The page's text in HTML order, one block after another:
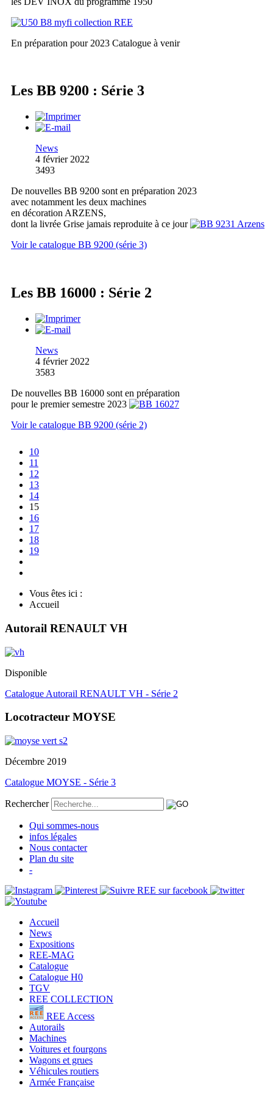
En préparation pour 2023 Catalogue à venir
Les BB 9200 : Série 3
News
4 février 2022
3493
De nouvelles BB 9200 sont en préparation 2023
avec notamment les deux machines
en décoration ARZENS,
dont la livrée Grise jamais reproduite à ce jour
Voir le catalogue BB 9200 (série 3)
Les BB 16000 : Série 2
News
4 février 2022
3583
De nouvelles BB 16000 sont en préparation
pour le premier semestre 2023
Voir le catalogue BB 9200 (série 2)
10
11
12
13
14
15
16
17
18
19
Vous êtes ici :
Accueil
Autorail RENAULT VH
Disponible
Catalogue Autorail RENAULT VH - Série 2
Locotracteur MOYSE
Décembre 2019
Catalogue MOYSE - Série 3
Rechercher
Qui sommes-nous
infos légales
Nous contacter
Plan du site
-
Accueil
News
Expositions
REE-MAG
Catalogue
Catalogue H0
TGV
REE COLLECTION
REE Access
Autorails
Machines
Voitures et fourgons
Wagons et grues
Véhicules routiers
Armée Française